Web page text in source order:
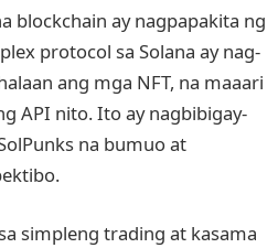
blockchain ay nagpapakita ng
protocol sa Solana ay nag-
ang mga NFT, na maaari
API nito. Ito ay nagbibigay-
na bumuo at
simpleng trading at kasama